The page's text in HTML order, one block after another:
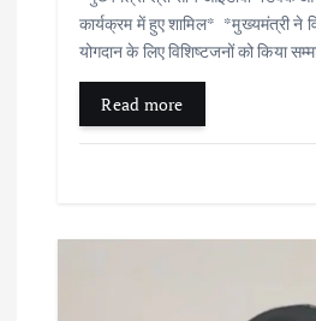
कार्यक्रम में हुए शामिल* *मुख्यमंत्री ने
योगदान के लिए विशिष्टजनों को किया
Read more